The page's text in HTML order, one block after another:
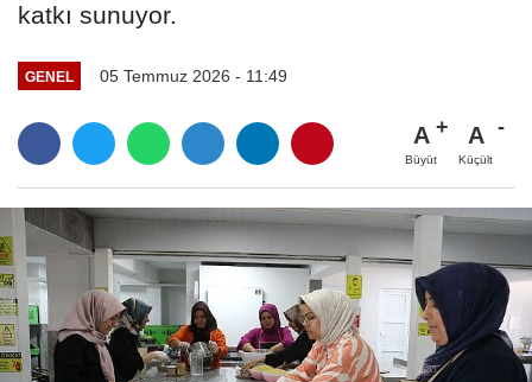
katkı sunuyor.
GENEL 05 Temmuz 2026 - 11:49
A
Büyüt
A
Küçült